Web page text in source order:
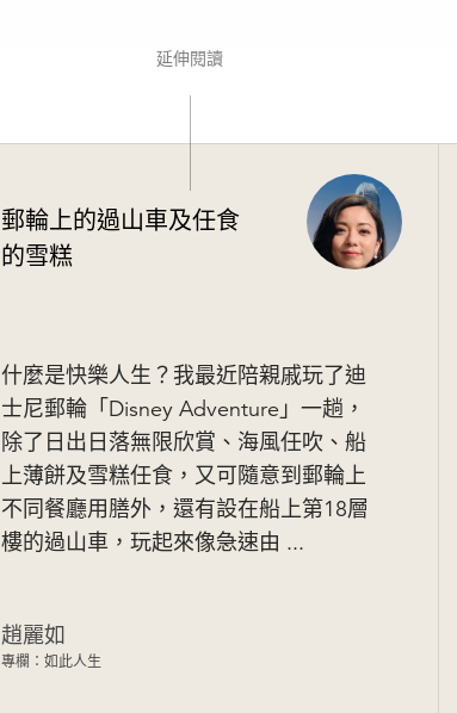
延伸閱讀
郵輪上的過山車及任食
的雪糕
什麼是快樂人生？我最近陪親戚玩了迪
士尼郵輪「Disney Adventure」一趟，
除了日出日落無限欣賞、海風任吹、船
上薄餅及雪糕任食，又可隨意到郵輪上
不同餐廳用膳外，還有設在船上第18層
樓的過山車，玩起來像急速由 ...
趙麗如
專欄：如此人生